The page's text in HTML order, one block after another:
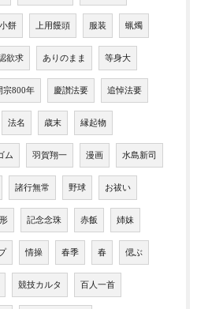
小餅 上用饅頭 服装 蝋燭
欲求 ありのまま 等身大
宗800年 慶讃法要 追悼法要
法名 歳末 縁起物
ム 羽賀翔一 漫画 水島新司
諸行無常 野球 お祓い
記念念珠 赤飯 姉妹
情操 春季 春 偲ぶ
競技カルタ 百人一首